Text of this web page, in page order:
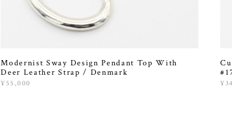
Modernist Sway Design Pendant Top With
Deer Leather Strap / Denmark
¥55,000